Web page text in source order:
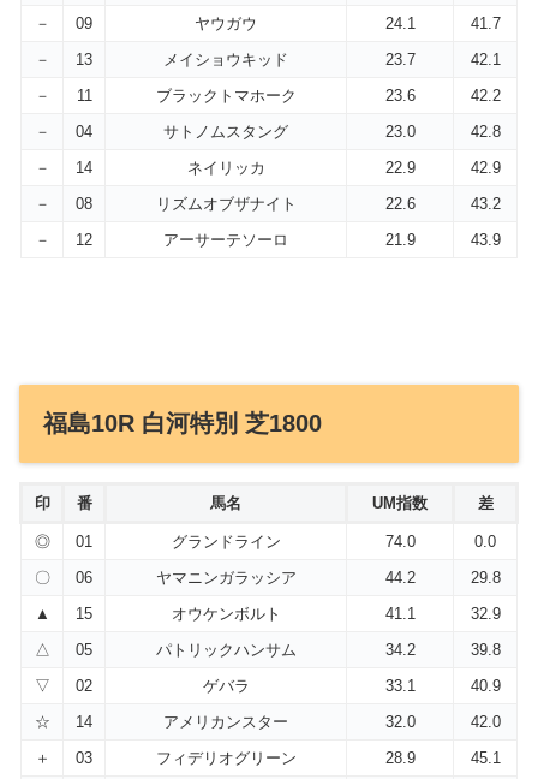
－ 09 ヤウガウ 24.1
41.7
－
13 メイショウキッド 23.7
42.1
－
11 ブラックトマホーク 23.6
42.2
－
04 サトノムスタング 23.0
42.8
－
14 ネイリッカ 22.9
42.9
－
08 リズムオブザナイト 22.6
43.2
－
12 アーサーテソーロ 21.9 43.9
福島10R 白河特別 芝1800
印 番 馬名 UM指数 差
◎ 01 グランドライン 74.0
0.0
〇
06 ヤマニンガラッシア 44.2
29.8
▲
15 オウケンボルト 41.1
32.9
△
05 パトリックハンサム 34.2
39.8
▽
02 ゲバラ 33.1
40.9
☆
14 アメリカンスター 32.0
42.0
＋
03 フィデリオグリーン 28.9
45.1